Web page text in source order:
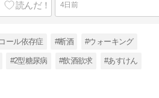
4日前
ール依存症 #断酒 #ウォーキング
#2型糖尿病 #飲酒欲求 #あすけん